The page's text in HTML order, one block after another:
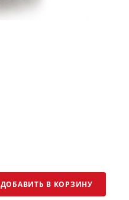
ДОБАВИТЬ В КОРЗИНУ